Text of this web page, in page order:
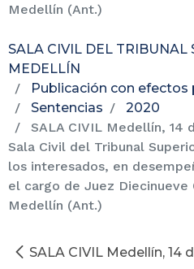
Medellín (Ant.)
SALA CIVIL DEL TRIBUNAL
MEDELLÍN
Publicación con efectos
Sentencias
2020
SALA CIVIL Medellín, 14
Sala Civil del Tribunal
los interesados, en
el cargo de Juez Diecinueve
Medellín (Ant.)
SALA CIVIL Medellín, 14